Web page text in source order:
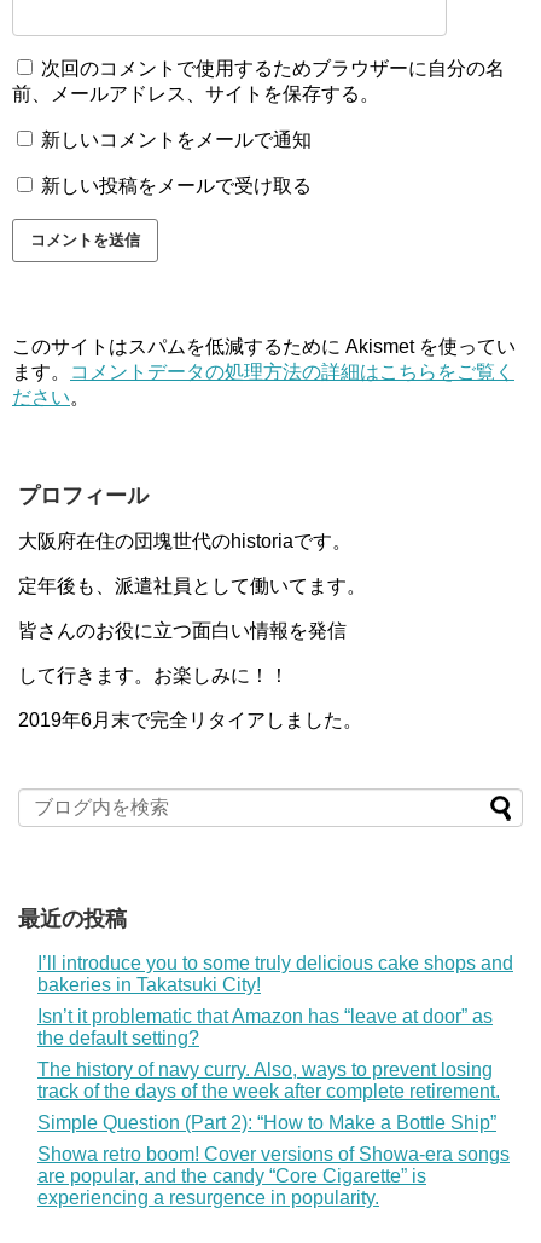
次回のコメントで使用するためブラウザーに自分の名
前、メールアドレス、サイトを保存する。
新しいコメントをメールで通知
新しい投稿をメールで受け取る
このサイトはスパムを低減するために Akismet を使ってい
ます。
コメントデータの処理方法の詳細はこちらをご覧く
ださい。
プロフィール
大阪府在住の団塊世代のhistoriaです。
定年後も、派遣社員として働いてます。
皆さんのお役に立つ面白い情報を発信
して行きます。お楽しみに！！
2019年6月末で完全リタイアしました。
最近の投稿
I’ll introduce you to some truly delicious cake shops and
bakeries in Takatsuki City!
Isn’t it problematic that Amazon has “leave at door” as
the default setting?
The history of navy curry. Also, ways to prevent losing
track of the days of the week after complete retirement.
Simple Question (Part 2): “How to Make a Bottle Ship”
Showa retro boom! Cover versions of Showa-era songs
are popular, and the candy “Core Cigarette” is
experiencing a resurgence in popularity.